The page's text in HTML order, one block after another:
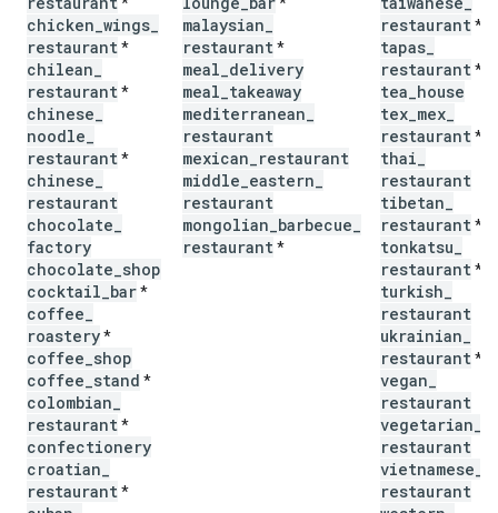
chicken wings
restaurant*
chilean
restaurant*
chinese
noodle
restaurant*
chinese
restaurant
chocolate
factory
chocolate shop
cocktail bar*
coffee
roastery*
coffee shop
coffee stand *
colombian
restaurant*
confectionery
croatian
restaurant*
malaysian
restaurant*
meal delivery
meal takeaway
mediterranean
restaurant
mexican restaurant
middle eastern
restaurant
mongolian barbecue
restaurant*
restaurant*
tapas
restaurant*
tea house
tex mex
restaurant*
thai
restaurant
tibetan
restaurant*
tonkatsu
restaurant*
turkish
restaurant
ukrainian
restaurant*
vegan
restaurant
vegetarian
restaurant
vietnamese
restaurant